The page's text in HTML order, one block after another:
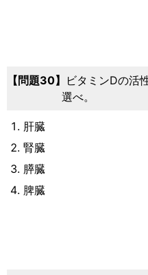
30
ビタミンDの活
選べ。
肝臓
腎臓
膵臓
脾臓